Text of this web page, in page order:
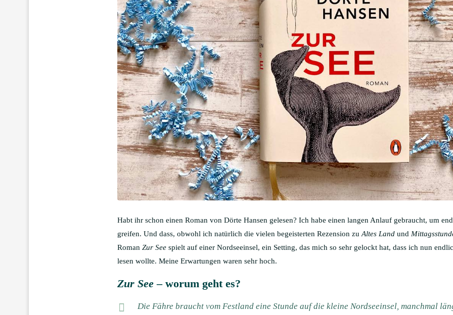
Habt ihr schon einen Roman von Dörte Hansen gelesen? Ich habe einen langen Anlauf gebraucht, um
greifen. Und dass, obwohl ich natürlich die vielen begeisterten Rezension zuAltes Land und
Roman Zur See spielt auf einer Nordseeinsel, ein Setting, das mich so sehr gelockt hat, dass ich nun
lesen wollte. Meine Erwartungen waren sehr hoch.
Zur See – worum geht es?
Die Fähre braucht vom Festland eine Stunde auf die kleine Nordseeinsel, manchmal